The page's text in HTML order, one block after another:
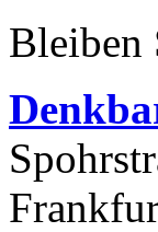
Bleiben